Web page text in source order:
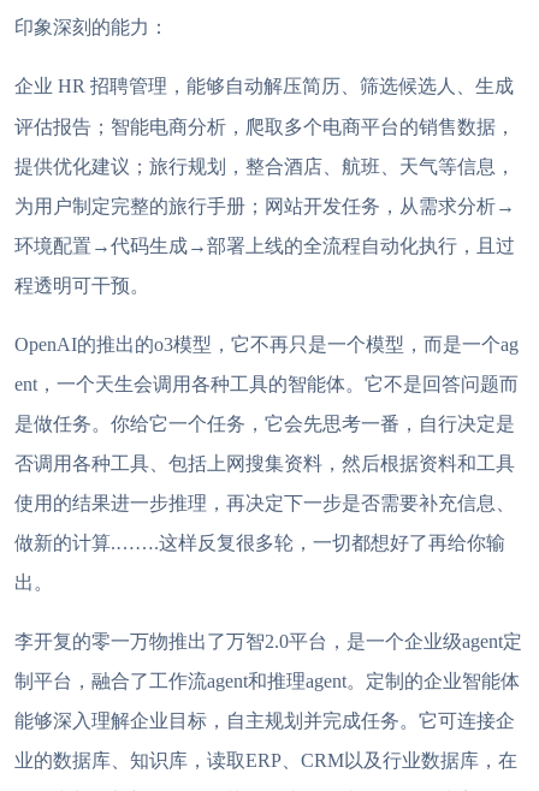
印象深刻的能力：
企业 HR 招聘管理，能够自动解压简历、筛选候选人、生成
评估报告；智能电商分析，爬取多个电商平台的销售数据，
提供优化建议；旅行规划，整合酒店、航班、天气等信息，
为用户制定完整的旅行手册；网站开发任务，从需求分析→
环境配置→代码生成→部署上线的全流程自动化执行，且过
程透明可干预。
OpenAI的推出的o3模型，它不再只是一个模型，而是一个ag
ent ，一个天生会调用各种工具的智能体。它不是回答问题而
是做任务。你给它一个任务，它会先思考一番，自行决定是
否调用各种工具、包括上网搜集资料，然后根据资料和工具
使用的结果进一步推理，再决定下一步是否需要补充信息、
做新的计算.…….这样反复很多轮，一切都想好了再给你输
出。
李开复的零一万物推出了万智2.0平台，是一个企业级agent定
制平台，融合了工作流agent和推理agent。定制的企业智能体
能够深入理解企业目标，自主规划并完成任务。它可连接企
业的数据库、知识库，读取ERP、CRM以及行业数据库，在